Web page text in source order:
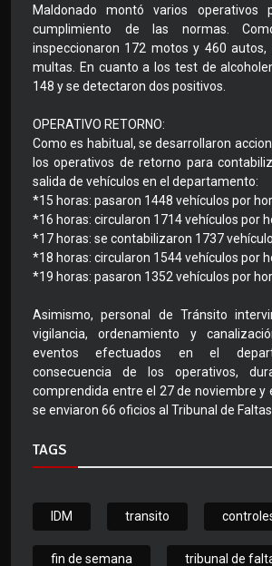
Maldonado montó varios operativos
cumplimiento de las normas.
inspeccionaron 172 motos y 460 autos,
multas. En cuanto a los test de
148 y se detectaron dos positivos.
OPERATIVO RETORNO:
Como es habitual, se desarrollaron
los operativos de retorno para
salida de vehículos en el departamento:
*15 horas: pasaron 1448 vehículos por
*16 horas: circularon 1714 vehículos por
*17 horas: se contabilizaron 1737
*18 horas: circularon 1544 vehículos por
*19 horas: pasaron 1352 vehículos por
Asimismo, personal de Tránsito
vigilancia, ordenamiento y
eventos efectuados en el
consecuencia de los operativos,
comprendida entre el 27 de noviembre y
se enviaron 66 oficios al Tribunal de
TAGS
IDM transito
fin de semana tribunal de